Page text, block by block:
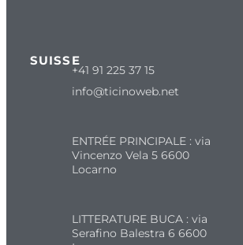
SUISSE
+41 91 225 37 15
info@ticinoweb.net
ENTRÉE PRINCIPALE : via
Vincenzo Vela 5 6600
Locarno
LITTERATURE BUCA : via
Serafino Balestra 6 6600